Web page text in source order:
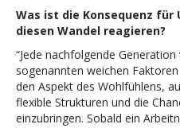
Was ist die Konsequenz
diesen Wandel reagieren?
“Jede nachfolgende
sogenannten weichen
den Aspekt des Wohlfühlens,
flexible Strukturen und die
einzubringen. Sobald ein